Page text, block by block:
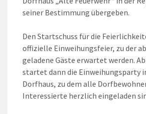
seiner Bestimmung übergeben.
Den Startschuss für die
offizielle Einweihungsfeier, zu der
geladene Gäste erwartet werden. Ab
startet dann die Einweihungsparty
Dorfhaus, zu dem alle
Interessierte herzlich eingeladen